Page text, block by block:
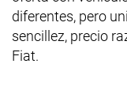
diferentes, pero
sencillez, precio
Fiat.